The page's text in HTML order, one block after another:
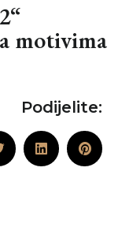
motivima
Podijelite: